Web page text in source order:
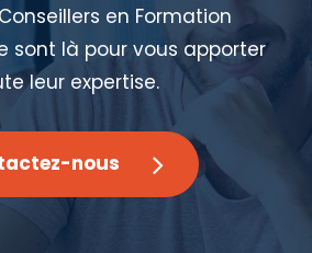
en Formation
sont là pour vous apporter
leur expertise.
nous